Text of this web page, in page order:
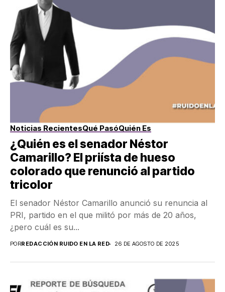
Noticias RecientesQué PasóQuién Es
¿Quién es el senador Néstor
Camarillo? El priísta de hueso
colorado que renunció al partido
tricolor
El senador Néstor Camarillo anunció su renuncia al
PRI, partido en el que militó por más de 20 años,
¿pero cuál es su...
PORREDACCIÓN RUIDO EN LA RED 26 DE AGOSTO DE 2025